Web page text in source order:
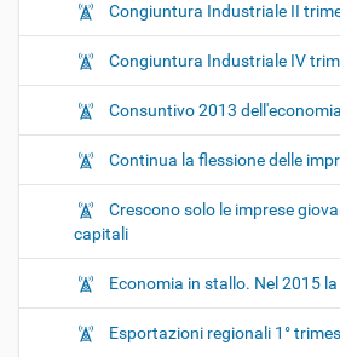
Congiuntura Industriale II
Congiuntura Industriale IV
Consuntivo 2013
Continua la flessione delle
Crescono solo le imprese
capitali
Economia in stallo. Nel 2015
Esportazioni regionali 1°